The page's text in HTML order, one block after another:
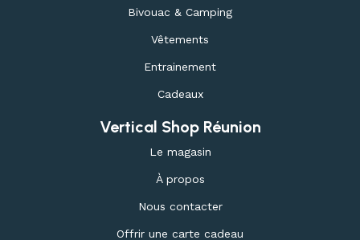
Bivouac & Camping
Vêtements
Entrainement
Cadeaux
Vertical Shop Réunion
Le magasin
À propos
Nous contacter
Offrir une carte cadeau